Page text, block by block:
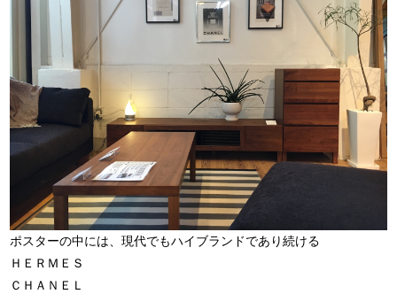
ポスターの中には、現代でもハイブランドであり続ける
ＨＥＲＭＥＳ
ＣＨＡＮＥＬ